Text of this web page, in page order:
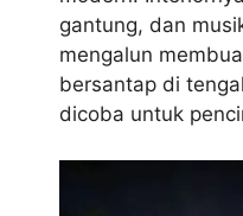
gantung, dan
mengalun
bersantap di
dicoba untuk